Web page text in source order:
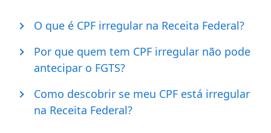
O que é CPF irregular na Receita Federal?
Por que quem tem CPF irregular não pode
antecipar o FGTS?
Como descobrir se meu CPF está irregular
na Receita Federal?